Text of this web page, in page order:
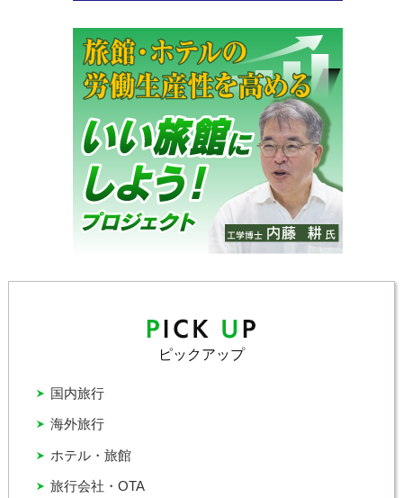
ピックアップ
ホテル・旅館
国内旅行
旅行会社・OTA
海外旅行